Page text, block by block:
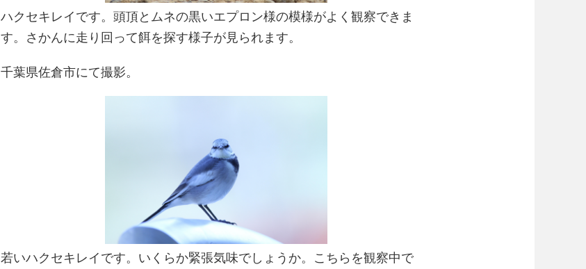
ハクセキレイです。頭頂とムネの黒いエプロン様の模様がよく観察できま
す。さかんに走り回って餌を探す様子が見られます。
千葉県佐倉市にて撮影。
若いハクセキレイです。いくらか緊張気味でしょうか。こちらを観察中で